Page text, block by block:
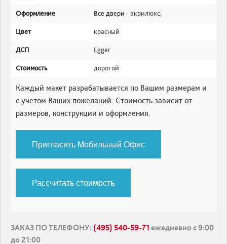
Оформление Все двери -акрилюкс;
Цвет красный
ДСП Egger
Стоимость дорогой
Каждый макет разрабатывается по Вашим размерам и
с учетом Ваших пожеланий. Стоимость зависит от
размеров, конструкции и оформления.
Пригласить Мобильный Офис
Рассчитать стоимость
ЗАКАЗ ПО ТЕЛЕФОНУ: (495) 540-59-71 ежедневно с 9:00
до 21:00